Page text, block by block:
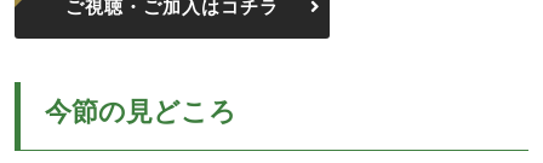
ご視聴・ご加入はコチラ
今節の見どころ